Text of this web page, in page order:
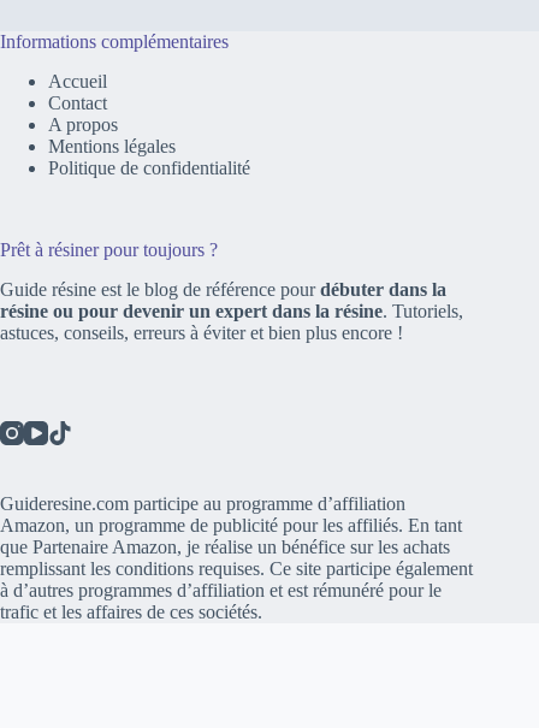
Informations complémentaires
Accueil
Contact
A propos
Mentions légales
Politique de confidentialité
Prêt à résiner pour toujours ?
Guide résine est le blog de référence pourdébuter dans la
résine ou pour devenir un expert dans la résine. Tutoriels,
astuces, conseils, erreurs à éviter et bien plus encore !
Guideresine.com participe au programme d’affiliation
Amazon, un programme de publicité pour les affiliés. En tant
que Partenaire Amazon, je réalise un bénéfice sur les achats
remplissant les conditions requises. Ce site participe également
à d’autres programmes d’affiliation et est rémunéré pour le
trafic et les affaires de ces sociétés.